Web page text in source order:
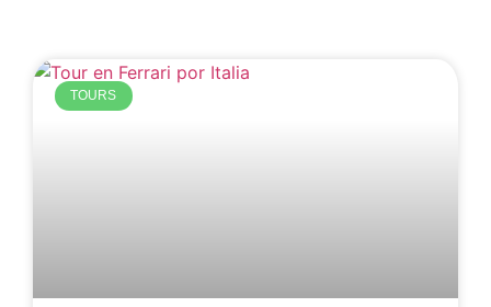
TOURS